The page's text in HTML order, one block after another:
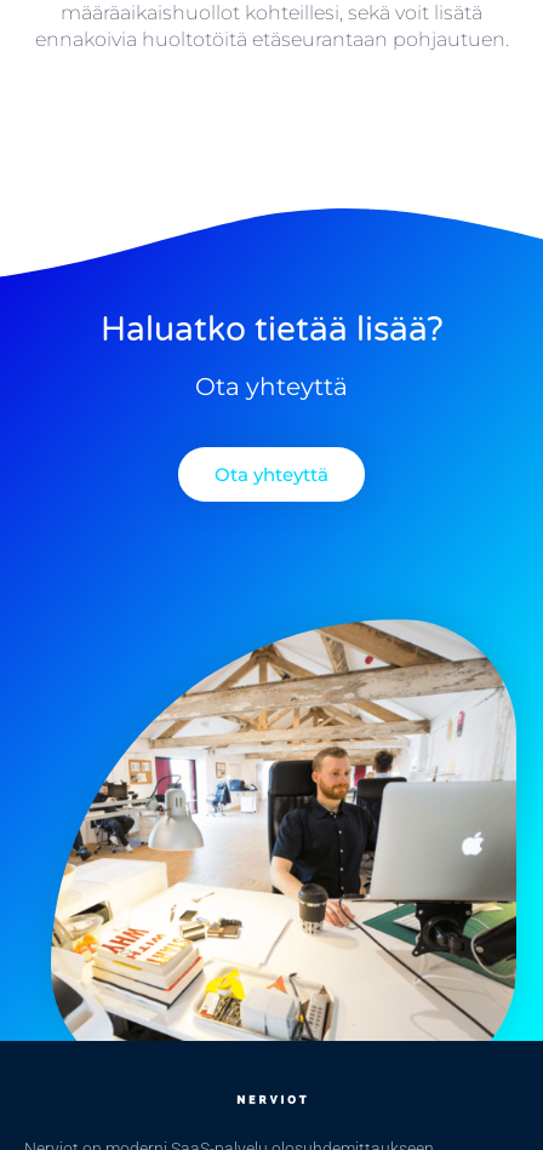
määräaikaishuollot kohteillesi, sekä voit lisätä
ennakoivia huoltotöitä etäseurantaan pohjautuen.
Haluatko tietää lisää?
Ota yhteyttä
Ota yhteyttä